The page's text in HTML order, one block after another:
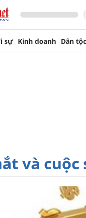
sự Kinh doanh Dân
và cuộc